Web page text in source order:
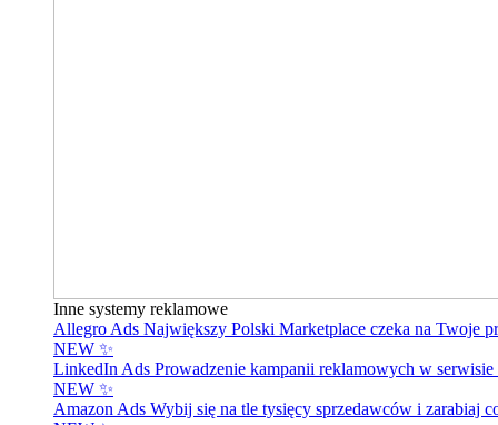
Inne systemy reklamowe
Allegro Ads Największy Polski Marketplace czeka na Twoje
NEW ✨
LinkedIn Ads Prowadzenie kampanii reklamowych w
NEW ✨
Amazon Ads Wybij się na tle tysięcy sprzedawców i zarabiaj